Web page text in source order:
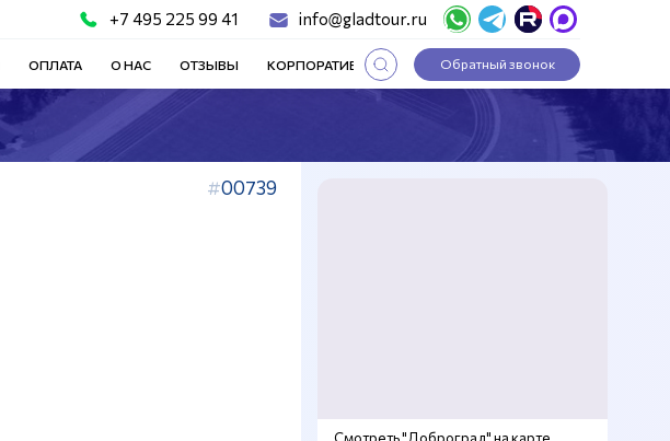
+7 495 225 99 41 info@gladtour.ru
ОПЛАТА О НАС ОТЗЫВЫ КОРПОРАТИВНЫЕ ТУРЫ СТАТЬИ
Обратный звонок
00739
Смотреть "Доброград" на карте